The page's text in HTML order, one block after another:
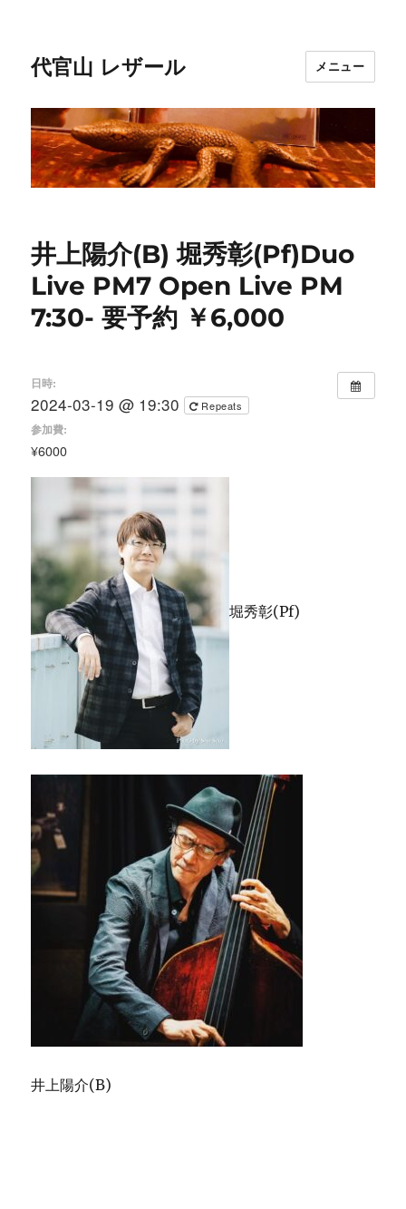
代官山 レザール メニュー
井上陽介(B) 堀秀彰(Pf)Duo
Live PM7 Open Live PM
7:30- 要予約 ￥6,000
日時:
2024-03-19 @ 19:30 Repeats
参加費:
¥6000
堀秀彰(Pf)
井上陽介(B)